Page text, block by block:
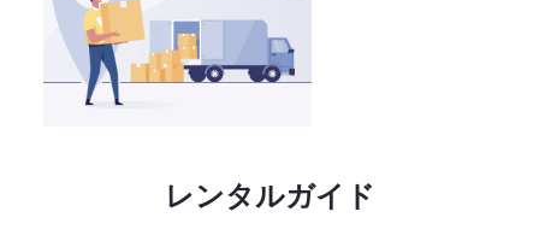
レンタルガイド